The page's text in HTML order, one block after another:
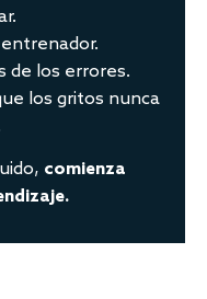
de los errores.
los gritos nunca
comienza